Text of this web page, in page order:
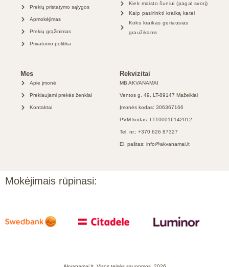
Prekių pristatymo sąlygos
Apmokėjimas
Prekių grąžinimas
Privatumo politika
Kiek maisto šuniui (pagal svorį)
Kaip pasirinkti kraiką katei
Koks kraikas geriausias
graužikams
Mes
Apie įmonė
Prekiaujami prekės ženklai
Kontaktai
Rekvizitai
MB AKVANAMAI
Ventos g. 49, LT-89147 Mažeikiai
Įmonės kodas: 306367166
PVM kodas: LT100016142012
Tel. nr.: +370 626 87327
El. paštas: info@akvanamai.lt
Mokėjimais rūpinasi: